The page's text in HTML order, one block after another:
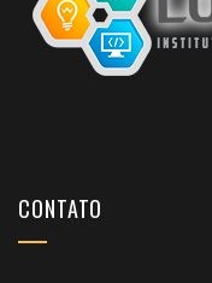
CONTATO